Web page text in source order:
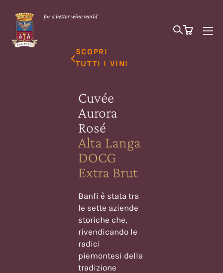
SCOPRI
TUTTI I VINI
Cuvée
Aurora
Rosé
Alta Langa
DOCG
Extra Brut
Banfi è stata tra
le sette aziende
storiche che,
rivendicando le
radici
piemontesi della
tradizione